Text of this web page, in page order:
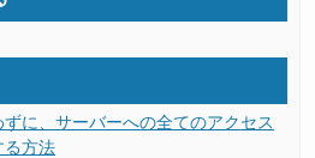
に、サーバーへの全てのアクセス
る方法